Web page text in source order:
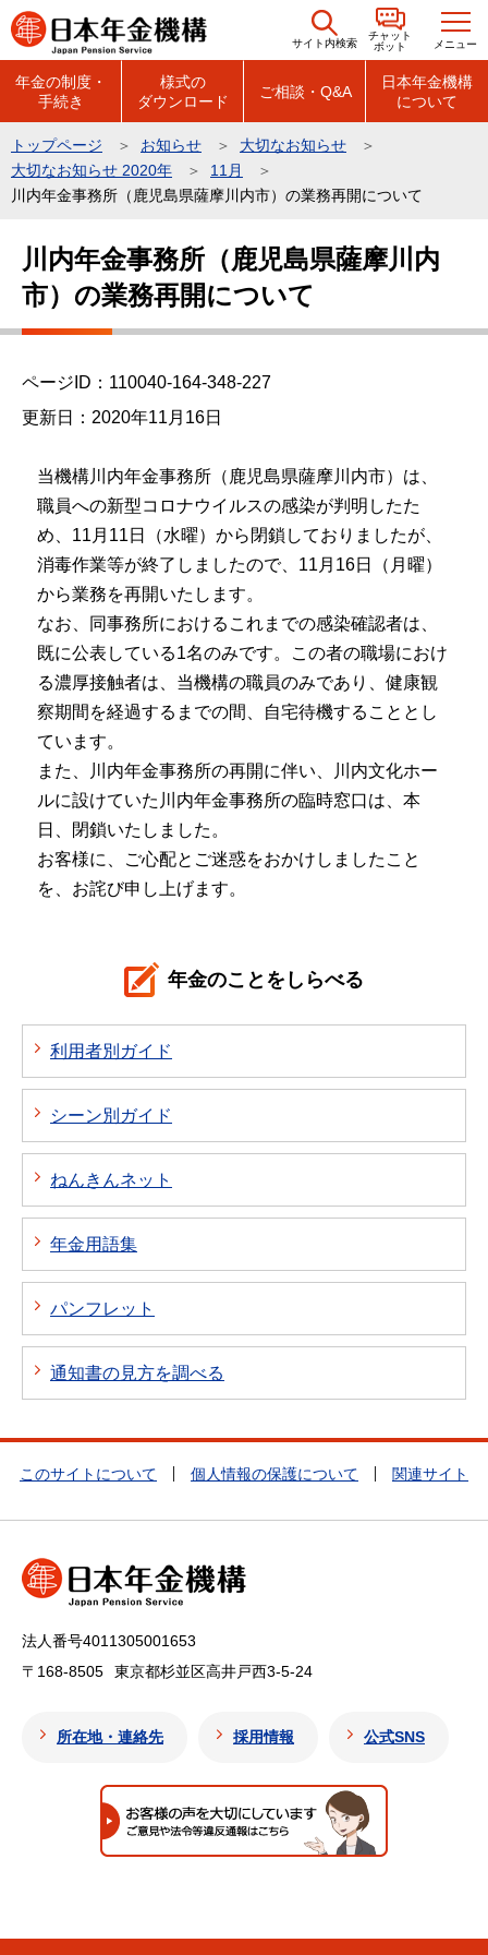
こ
の
先
サイト内検索
チャット
ボット
メニュー
年金の制度・
手続き
様式の
ダウンロード
ご相談・Q&A
日本年金機構
について
トップページ お知らせ
大切なお知らせ
大切なお知らせ 2020年
11月
川内年金事務所（鹿児島県薩摩川内市）の業務再開について
川内年金事務所（鹿児島県薩摩川内
市）の業務再開について
ページID：110040-164-348-227
更新日：2020年11月16日
当機構川内年金事務所（鹿児島県薩摩川内市）は、
職員への新型コロナウイルスの感染が判明したた
め、11月11日（水曜）から閉鎖しておりましたが、
消毒作業等が終了しましたので、11月16日（月曜）
から業務を再開いたします。
なお、同事務所におけるこれまでの感染確認者は、
既に公表している1名のみです。この者の職場におけ
る濃厚接触者は、当機構の職員のみであり、健康観
察期間を経過するまでの間、自宅待機することとし
ています。
また、川内年金事務所の再開に伴い、川内文化ホー
ルに設けていた川内年金事務所の臨時窓口は、本
日、閉鎖いたしました。
お客様に、ご心配とご迷惑をおかけしましたこと
を、お詫び申し上げます。
年金のことをしらべる
利用者別ガイド
シーン別ガイド
ねんきんネット
年金用語集
パンフレット
通知書の見方を調べる
このサイトについて 個人情報の保護について 関連サイト
法人番号4011305001653
〒168-8505
東京都杉並区高井戸西3-5-24
所在地・連絡先 採用情報 公式SNS